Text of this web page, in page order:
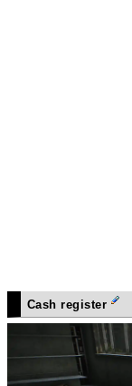
Cash register